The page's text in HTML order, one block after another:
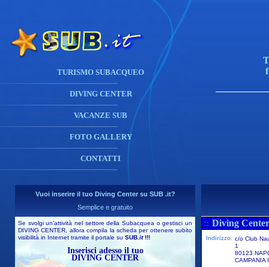
TURISMO SUBACQUEO
DIVING CENTER
VACANZE SUB
FOTO GALLERY
CONTATTI
Vuoi inserire il tuo Diving Center su SUB .it?
Semplice e gratuito
Se svolgi un'attività nel settore della Subacquea o gestisci un
DIVING CENTER, allora compila la scheda per ottenere subito
visibilità in Internet tramite il portale su SUB .it!!!
Inserisci adesso il tuo
DIVING CENTER
:: Diving
Indirizzo: c/o Club
1
80123
CAMPANIA